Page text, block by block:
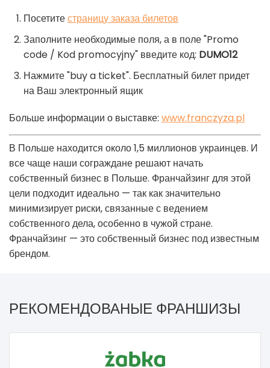
Посетитестраницу заказа билетов
Заполните необходимые поля, а в поле "Promo
code / Kod promocyjny" введите код: DUMO12
Нажмите "buy a ticket". Бесплатный билет придет
на Ваш электронный ящик
Больше информации о выставке: www.franczyza.pl
В Польше находится около 1,5 миллионов украинцев. И
все чаще наши сограждане решают начать
собственный бизнес в Польше. Франчайзинг для этой
цели подходит идеально — так как значительно
минимизирует риски, связанные с ведением
собственного дела, особенно в чужой стране.
Франчайзинг — это собственный бизнес под известным
брендом.
РЕКОМЕНДОВАНЫЕ ФРАНШИЗЫ